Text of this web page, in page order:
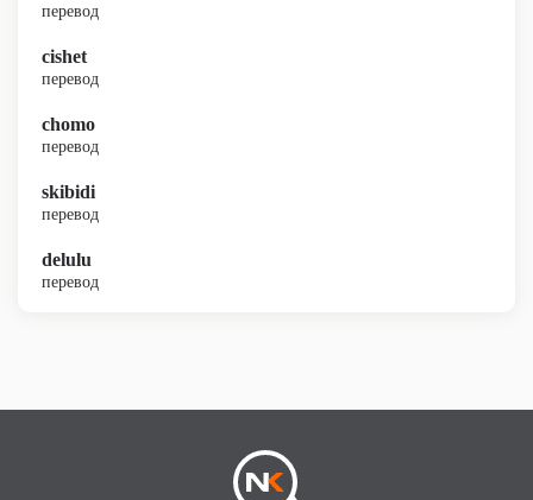
перевод
cishet
перевод
chomo
перевод
skibidi
перевод
delulu
перевод